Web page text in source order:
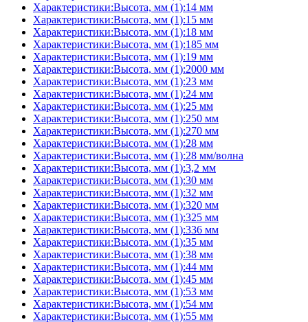
Характеристики:Высота, мм (1):14 мм
Характеристики:Высота, мм (1):15 мм
Характеристики:Высота, мм (1):18 мм
Характеристики:Высота, мм (1):185 мм
Характеристики:Высота, мм (1):19 мм
Характеристики:Высота, мм (1):2000 мм
Характеристики:Высота, мм (1):23 мм
Характеристики:Высота, мм (1):24 мм
Характеристики:Высота, мм (1):25 мм
Характеристики:Высота, мм (1):250 мм
Характеристики:Высота, мм (1):270 мм
Характеристики:Высота, мм (1):28 мм
Характеристики:Высота, мм (1):28 мм/волна
Характеристики:Высота, мм (1):3,2 мм
Характеристики:Высота, мм (1):30 мм
Характеристики:Высота, мм (1):32 мм
Характеристики:Высота, мм (1):320 мм
Характеристики:Высота, мм (1):325 мм
Характеристики:Высота, мм (1):336 мм
Характеристики:Высота, мм (1):35 мм
Характеристики:Высота, мм (1):38 мм
Характеристики:Высота, мм (1):44 мм
Характеристики:Высота, мм (1):45 мм
Характеристики:Высота, мм (1):53 мм
Характеристики:Высота, мм (1):54 мм
Характеристики:Высота, мм (1):55 мм